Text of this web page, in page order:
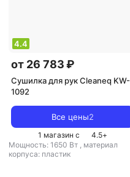
4.4
от 26 783 ₽
Сушилка для рук Cleaneq KW-
1092
Все цены2
1 магазин с 4.5+
Мощность: 1650 Вт , материал
корпуса: пластик